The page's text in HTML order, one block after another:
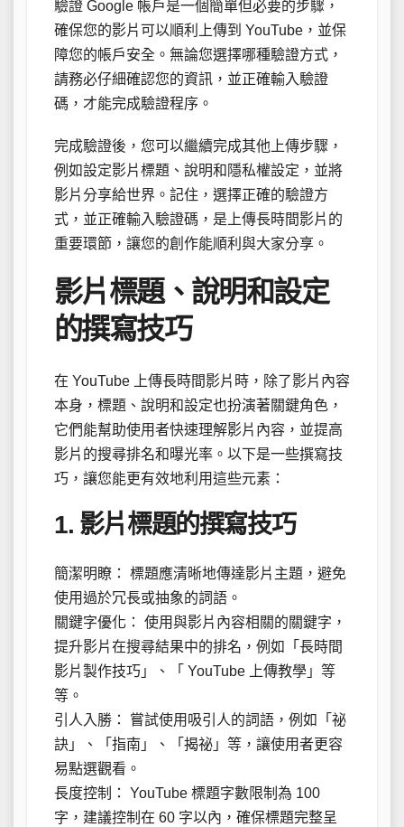
驗證 Google 帳戶是一個簡單但必要的步驟，
確保您的影片可以順利上傳到 YouTube，並保
障您的帳戶安全。無論您選擇哪種驗證方式，
請務必仔細確認您的資訊，並正確輸入驗證
碼，才能完成驗證程序。
完成驗證後，您可以繼續完成其他上傳步驟，
例如設定影片標題、說明和隱私權設定，並將
影片分享給世界。記住，選擇正確的驗證方
式，並正確輸入驗證碼，是上傳長時間影片的
重要環節，讓您的創作能順利與大家分享。
影片標題、說明和設定
的撰寫技巧
在 YouTube 上傳長時間影片時，除了影片內容
本身，標題、說明和設定也扮演著關鍵角色，
它們能幫助使用者快速理解影片內容，並提高
影片的搜尋排名和曝光率。以下是一些撰寫技
巧，讓您能更有效地利用這些元素：
1. 影片標題的撰寫技巧
簡潔明瞭： 標題應清晰地傳達影片主題，避免
使用過於冗長或抽象的詞語。
關鍵字優化： 使用與影片內容相關的關鍵字，
提升影片在搜尋結果中的排名，例如「長時間
影片製作技巧」、「 YouTube 上傳教學」等
等。
引人入勝： 嘗試使用吸引人的詞語，例如「祕
訣」、「指南」、「揭祕」等，讓使用者更容
易點選觀看。
長度控制： YouTube 標題字數限制為 100
字，建議控制在 60 字以內，確保標題完整呈